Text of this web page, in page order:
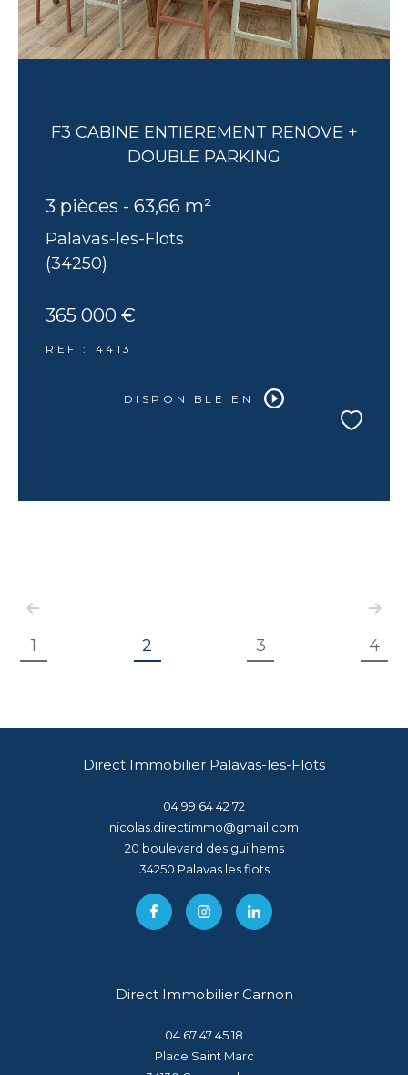
F3 CABINE ENTIEREMENT RENOVE +
DOUBLE PARKING
3 pièces - 63,66 m²
Palavas-les-Flots
(34250)
365 000 €
REF : 4413
DISPONIBLE EN
1 2 3 4
Direct Immobilier Palavas-les-Flots
04 99 64 42 72
nicolas.directimmo@gmail.com
20 boulevard des guilhems
34250
palavas les flots
Direct Immobilier Carnon
04 67 47 45 18
Place Saint Marc